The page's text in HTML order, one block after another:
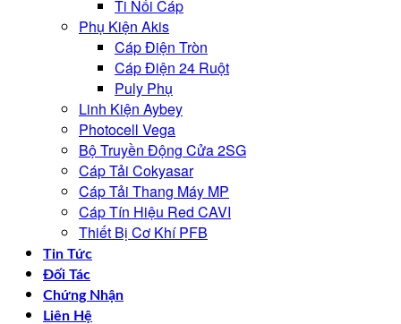
Ti Nối Cáp
Phụ Kiện Akis
Cáp Điện Tròn
Cáp Điện 24 Ruột
Puly Phụ
Linh Kiện Aybey
Photocell Vega
Bộ Truyền Động Cửa 2SG
Cáp Tải Cokyasar
Cáp Tải Thang Máy MP
Cáp Tín Hiệu Red CAVI
Thiết Bị Cơ Khí PFB
Tin Tức
Đối Tác
Chứng Nhận
Liên Hệ